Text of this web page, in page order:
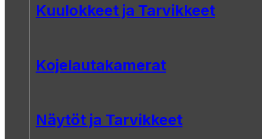
Kuulokkeet ja Tarvikkeet
Kojelautakamerat
Näytöt ja Tarvikkeet